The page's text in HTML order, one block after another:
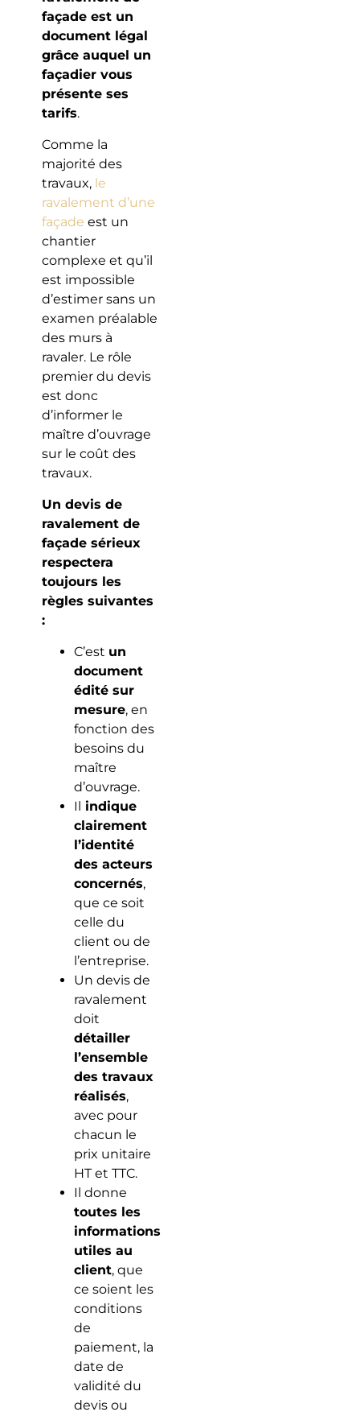
façade est un
document légal
grâce auquel un
façadier vous
présente ses
tarifs.
Comme la
majorité des
travaux, le
ravalement d’une
façade est un
chantier
complexe et qu’il
est impossible
d’estimer sans un
examen préalable
des murs à
ravaler. Le rôle
premier du devis
est donc
d’informer le
maître d’ouvrage
sur le coût des
travaux.
Un devis de
ravalement de
façade sérieux
respectera
toujours les
règles suivantes
:
C’est un
document
édité sur
mesure, en
fonction des
besoins du
maître
d’ouvrage.
Il indique
clairement
l’identité
des acteurs
concernés,
que ce soit
celle du
client ou de
l’entreprise.
Un devis de
ravalement
doit
détailler
l’ensemble
des travaux
réalisés,
avec pour
chacun le
prix unitaire
HT et TTC.
Il donne
toutes les
informations
utiles au
client, que
ce soient les
conditions
de
paiement, la
date de
validité du
devis ou